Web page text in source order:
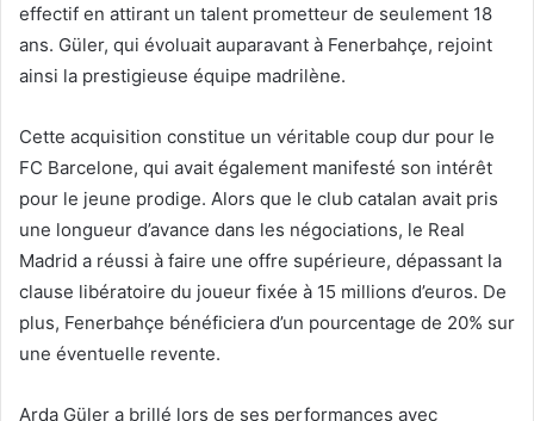
effectif en attirant un talent prometteur de seulement 18
ans. Güler, qui évoluait auparavant à Fenerbahçe, rejoint
ainsi la prestigieuse équipe madrilène.
Cette acquisition constitue un véritable coup dur pour le
FC Barcelone, qui avait également manifesté son intérêt
pour le jeune prodige. Alors que le club catalan avait pris
une longueur d’avance dans les négociations, le Real
Madrid a réussi à faire une offre supérieure, dépassant la
clause libératoire du joueur fixée à 15 millions d’euros. De
plus, Fenerbahçe bénéficiera d’un pourcentage de 20% sur
une éventuelle revente.
Arda Güler a brillé lors de ses performances avec